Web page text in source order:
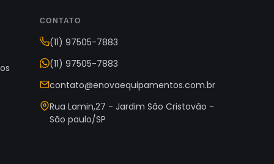
CONTATO
(11) 97505-7883
(11) 97505-7883
contato@enovaequipamentos.com.br
Rua Lamin,27 - Jardim São Cristovão -
São paulo/SP